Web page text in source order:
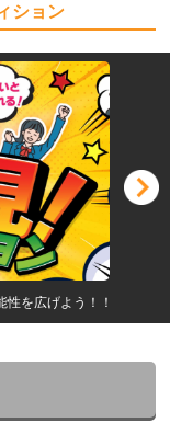
ション
を広げよう！！